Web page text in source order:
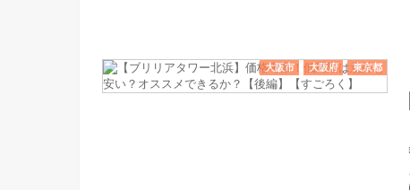
大阪市 大阪府 東京都